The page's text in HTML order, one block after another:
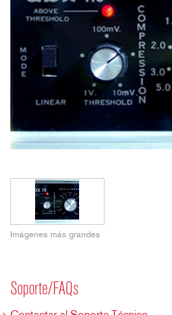
Imágenes más grandes
Soporte/FAQs